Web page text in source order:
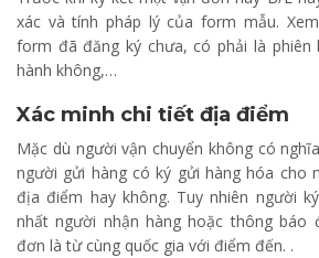
xác và tính pháp lý của form mẫu.
form đã đăng ký chưa, có phải là phiên
hành không,…
Xác minh chi tiết địa điểm
Mặc dù người vận chuyển không có
người gửi hàng có ký gửi hàng hóa cho
địa điểm hay không. Tuy nhiên người
nhất người nhận hàng hoặc thông báo
đơn là từ cùng quốc gia với điểm đến. .